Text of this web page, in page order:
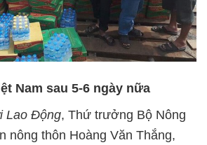
Nam sau 5-6 ngày nữa
Lao Động, Thứ trưởng Bộ Nông
nông thôn Hoàng Văn Thắng,